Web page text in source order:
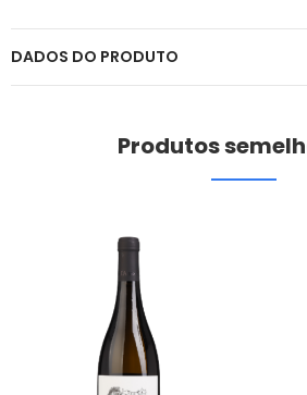
DADOS DO PRODUTO
Produtos